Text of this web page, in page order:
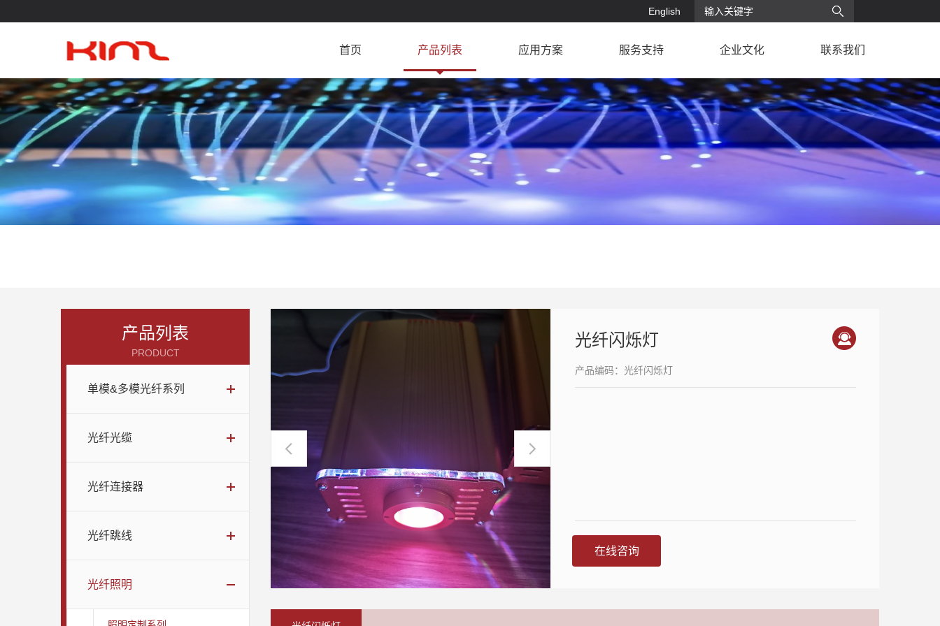
English
首页 产品列表 应用方案 服务支持 企业文化 联系我们
产品列表
PRODUCT
单模&多模光纤系列
光纤光缆
光纤连接器
光纤跳线
光纤照明
光纤闪烁灯
产品编码：光纤闪烁灯
在线咨询